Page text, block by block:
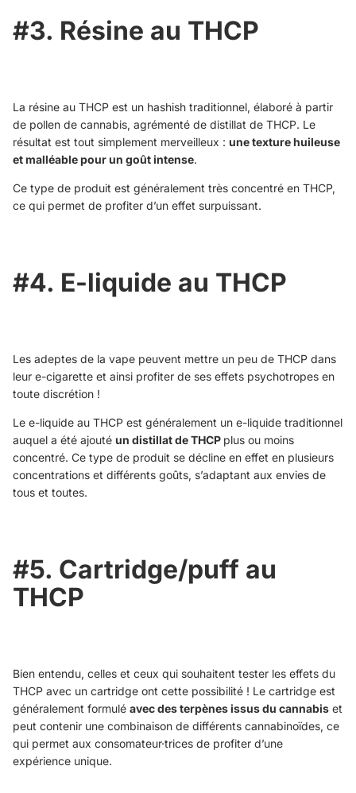
#3. Résine au THCP
La résine au THCP est un hashish traditionnel, élaboré à partir
de pollen de cannabis, agrémenté de distillat de THCP. Le
résultat est tout simplement merveilleux : une texture huileuse
et malléable pour un goût intense.
Ce type de produit est généralement très concentré en THCP,
ce qui permet de profiter d’un effet surpuissant.
#4. E-liquide au THCP
Les adeptes de la vape peuvent mettre un peu de THCP dans
leur e-cigarette et ainsi profiter de ses effets psychotropes en
toute discrétion !
Le e-liquide au THCP est généralement un e-liquide traditionnel
auquel a été ajouté un distillat de THCP plus ou moins
concentré. Ce type de produit se décline en effet en plusieurs
concentrations et différents goûts, s’adaptant aux envies de
tous et toutes.
#5. Cartridge/puff au
THCP
Bien entendu, celles et ceux qui souhaitent tester les effets du
THCP avec un cartridge ont cette possibilité ! Le cartridge est
généralement formulé avec des terpènes issus du cannabis et
peut contenir une combinaison de différents cannabinoïdes, ce
qui permet aux consomateur·trices de profiter d’une
expérience unique.